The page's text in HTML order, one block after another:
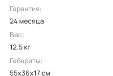
Гарантия:
24 месяца
Вес:
12.5 кг
Габариты:
55x36x17 см